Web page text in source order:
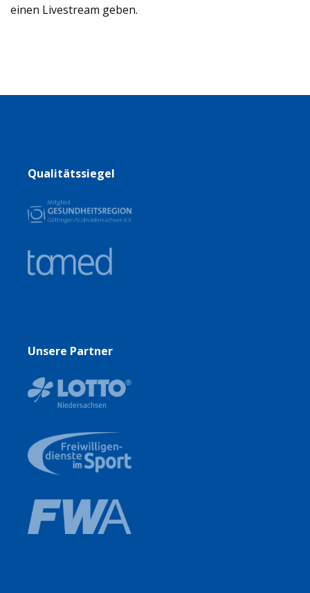
einen Livestream geben.
Qualitätssiegel
Unsere Partner